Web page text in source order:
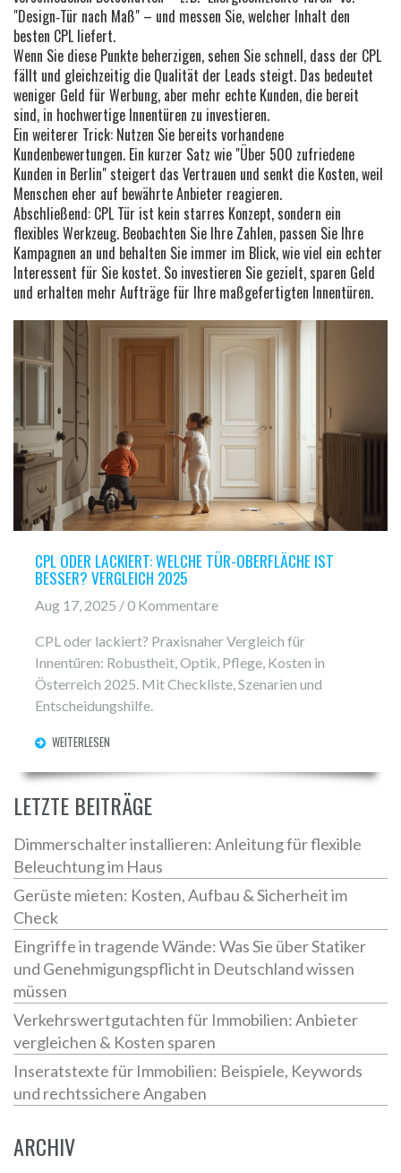
"Design‑Tür nach Maß" – und messen Sie, welcher Inhalt den
besten CPL liefert.
Wenn Sie diese Punkte beherzigen, sehen Sie schnell, dass der CPL
fällt und gleichzeitig die Qualität der Leads steigt. Das bedeutet
weniger Geld für Werbung, aber mehr echte Kunden, die bereit
sind, in hochwertige Innentüren zu investieren.
Ein weiterer Trick: Nutzen Sie bereits vorhandene
Kundenbewertungen. Ein kurzer Satz wie "Über 500 zufriedene
Kunden in Berlin" steigert das Vertrauen und senkt die Kosten, weil
Menschen eher auf bewährte Anbieter reagieren.
Abschließend: CPL Tür ist kein starres Konzept, sondern ein
flexibles Werkzeug. Beobachten Sie Ihre Zahlen, passen Sie Ihre
Kampagnen an und behalten Sie immer im Blick, wie viel ein echter
Interessent für Sie kostet. So investieren Sie gezielt, sparen Geld
und erhalten mehr Aufträge für Ihre maßgefertigten Innentüren.
CPL ODER LACKIERT: WELCHE TÜR-OBERFLÄCHE IST
BESSER? VERGLEICH 2025
Aug 17, 2025 / 0 Kommentare
CPL oder lackiert? Praxisnaher Vergleich für
Innentüren: Robustheit, Optik, Pflege, Kosten in
Österreich 2025. Mit Checkliste, Szenarien und
Entscheidungshilfe.
WEITERLESEN
LETZTE BEITRÄGE
Dimmerschalter installieren: Anleitung für flexible
Beleuchtung im Haus
Gerüste mieten: Kosten, Aufbau & Sicherheit im
Check
Eingriffe in tragende Wände: Was Sie über Statiker
und Genehmigungspflicht in Deutschland wissen
müssen
Verkehrswertgutachten für Immobilien: Anbieter
vergleichen & Kosten sparen
Inseratstexte für Immobilien: Beispiele, Keywords
und rechtssichere Angaben
ARCHIV